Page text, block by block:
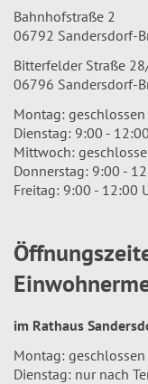
Bahnhofstraße 2
06792 Sandersdorf-
Bitterfelder Straße
06796 Sandersdorf-
Montag: geschlossen
Dienstag: 9:00 -
Mittwoch:
Donnerstag: 9:00 -
Freitag: 9:00 - 12:00
im Rathaus
Montag: geschlossen
Dienstag: nur nach